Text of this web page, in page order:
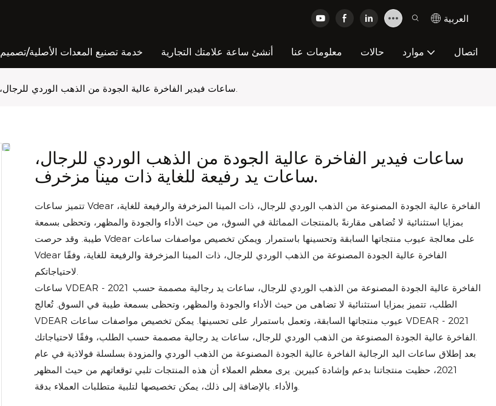
العربية
خدمة تصنيع المعدات الأصلية/تصميم أنشئ ساعة علامتك التجارية معلومات عنا حالات موارد اتصال
ساعات فيدير الفاخرة عالية الجودة من الذهب الوردي للرجال، ساعات يد رفيعة للغاية ذات مينا مزخرف.
ساعات فيدير الفاخرة عالية الجودة من الذهب الوردي للرجال،
ساعات يد رفيعة للغاية ذات مينا مزخرف.
تتميز ساعات Vdear الفاخرة عالية الجودة المصنوعة من الذهب الوردي للرجال، ذات المينا المزخرفة والرفيعة للغاية،
بمزايا استثنائية لا تُضاهى مقارنةً بالمنتجات المماثلة في السوق، من حيث الأداء والجودة والمظهر، وتحظى بسمعة
طيبة. وقد حرصت Vdear على معالجة عيوب منتجاتها السابقة وتحسينها باستمرار. ويمكن تخصيص مواصفات ساعات
Vdear الفاخرة عالية الجودة المصنوعة من الذهب الوردي للرجال، ذات المينا المزخرفة والرفيعة للغاية، وفقًا
لاحتياجاتكم.
ساعات VDEAR - 2021 الفاخرة عالية الجودة المصنوعة من الذهب الوردي للرجال، ساعات يد رجالية مصممة حسب
الطلب، تتميز بمزايا استثنائية لا تضاهى من حيث الأداء والجودة والمظهر، وتحظى بسمعة طيبة في السوق. تُعالج
VDEAR عيوب منتجاتها السابقة، وتعمل باستمرار على تحسينها. يمكن تخصيص مواصفات ساعات VDEAR - 2021
الفاخرة عالية الجودة المصنوعة من الذهب الوردي للرجال، ساعات يد رجالية مصممة حسب الطلب، وفقًا لاحتياجاتك.
بعد إطلاق ساعات اليد الرجالية الفاخرة عالية الجودة المصنوعة من الذهب الوردي والمزودة بسلسلة فولاذية في عام
2021، حظيت منتجاتنا بدعم وإشادة كبيرين. يرى معظم العملاء أن هذه المنتجات تلبي توقعاتهم من حيث المظهر
والأداء. بالإضافة إلى ذلك، يمكن تخصيصها لتلبية متطلبات العملاء بدقة.